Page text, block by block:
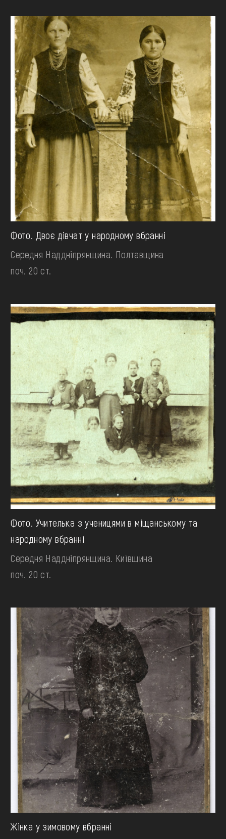
Фото. Двоє дівчат у народному вбранні
Середня Наддніпрянщина. Полтавщина
поч. 20 ст.
Фото. Учителька з ученицями в міщанському та
народному вбранні
Середня Наддніпрянщина. Київщина
поч. 20 ст.
Жінка у зимовому вбранні